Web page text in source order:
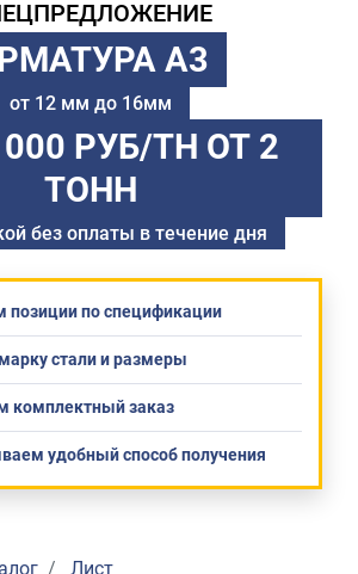
А3
от 12 мм до 16мм
РУБ/ТН ОТ 2
ТОНН
без оплаты в течение дня
позиции по спецификации
стали и размеры
комплектный заказ
удобный способ получения
Лист